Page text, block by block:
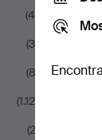
(45)
(39)
(82)
(1.126)
(22)